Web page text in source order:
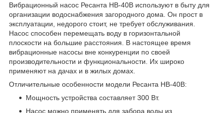
Вибрационный насос Ресанта НВ-40В используют в быту для
организации водоснабжения загородного дома. Он прост в
эксплуатации, недорого стоит, не требует обслуживания.
Насос способен перемещать воду в горизонтальной
плоскости на большие расстояния. В настоящее время
вибрационные насосы вне конкуренции по своей
производительности и функциональности. Их широко
применяют на дачах и в жилых домах.
Отличительные особенности модели Ресанта НВ-40В:
Мощность устройства составляет 300 Вт.
Насос можно применять для забора воды из